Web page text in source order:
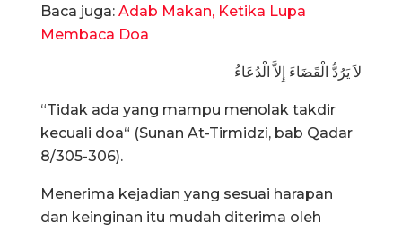
Baca juga: Adab Makan, Ketika Lupa
Membaca Doa
لاَ يَرُدُّ الْقَضَاءَ إِلاَّ الْدُعَاءُ
“Tidak ada yang mampu menolak takdir
kecuali doa“ (Sunan At-Tirmidzi, bab Qadar
8/305-306).
Menerima kejadian yang sesuai harapan
dan keinginan itu mudah diterima oleh